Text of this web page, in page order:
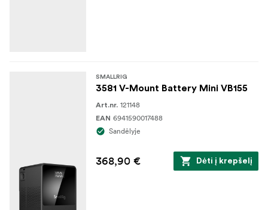
SMALLRIG
3581 V-Mount Battery Mini VB155
Art.nr. 121148
EAN 6941590017488
Sandėlyje
368,90 € Dėti į krepšelį